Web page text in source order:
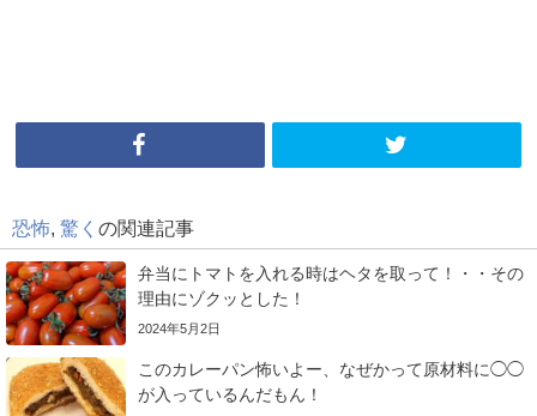
恐怖 驚く の関連記事
弁当にトマトを入れる時はヘタを取って！・・その
理由にゾクッとした！
2024年5月2日
このカレーパン怖いよー、なぜかって原材料に◯◯
が入っているんだもん！